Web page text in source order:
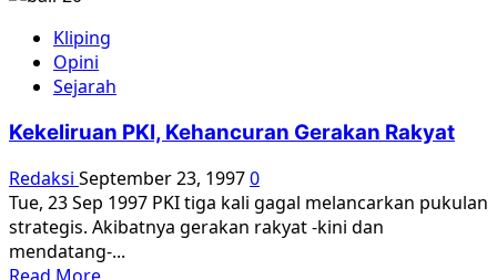
Pembunuhan
Juta
dan
Terhadap
Presiden
Sukarno
Kliping
Opini
Sejarah
Kekeliruan PKI, Kehancuran Gerakan Rakyat
Redaksi September 23, 19970
Tue, 23 Sep 1997 PKI tiga kali gagal melancarkan pukulan
strategis. Akibatnya gerakan rakyat -kini dan
mendatang-...
Read